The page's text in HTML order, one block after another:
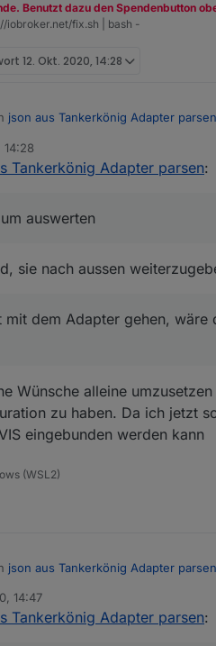
Benutzt dazu den Spendenbutton
iobroker.net/fix.sh | bash -
12. Okt. 2020, 14:28
json aus Tankerkönig Adapter parsen
Adapter die json an
zum auswerten ;-)
json aus Tankerkönig Adapter
Table widget passt.
14:28
Tankerkönig Adapter parsen:
auswerten
sie nach aussen
mit dem Adapter gehen,
Wünsche alleine
zu haben. Da ich jetzt
eingebunden werden kann
(WSL2)
json aus Tankerkönig Adapter parsen
Adapter die json an
14:47
Tankerkönig Adapter parsen: